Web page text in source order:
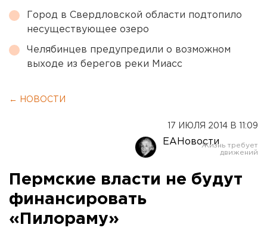
Город в Свердловской области подтопило
несуществующее озеро
Челябинцев предупредили о возможном
выходе из берегов реки Миасс
← НОВОСТИ
17 ИЮЛЯ 2014 В 11:09
ЕАНовости
Пермские власти не будут
финансировать
«Пилораму»